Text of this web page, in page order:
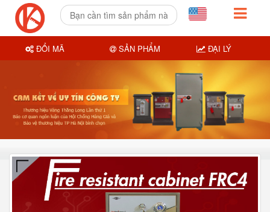
ĐỔI MÃ SẢN PHẨM ĐẠI LÝ